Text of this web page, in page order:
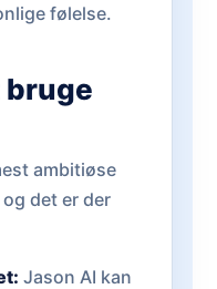
følelse.
bruge
ambitiøse
det er der
Jason AI kan